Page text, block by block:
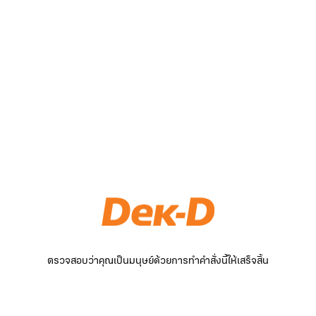
ตรวจสอบว่าคุณเป็นมนุษย์ด้วยการทำคำสั่งนี้ให้เสร็จสิ้น